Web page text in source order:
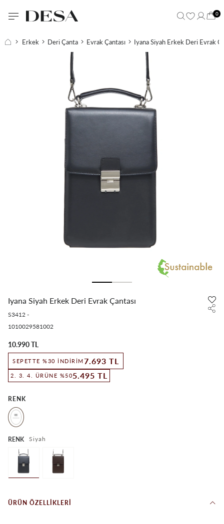
0
Erkek Deri Çanta Evrak Çantası Iyana Siyah Erkek Deri Evrak
Iyana Siyah Erkek Deri Evrak Çantası
S3412 -
1010029581002
10.990 TL
SEPETTE %30 İNDIRIM7.693 TL
2. 3. 4. ÜRÜNE %505.495 TL
RENK
RENK Siyah
ÜRÜN ÖZELLIKLERI